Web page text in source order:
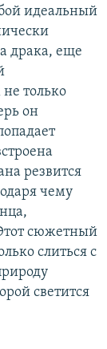
идеальный
драка, еще
только
он
резвится
чему
сюжетный
слиться с
светится